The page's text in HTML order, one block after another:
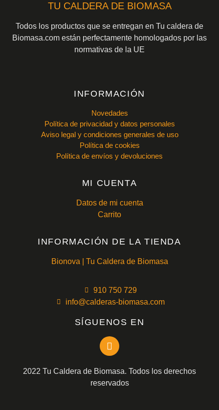
TU CALDERA DE BIOMASA
Todos los productos que se entregan en Tu caldera de
Biomasa.com están perfectamente homologados por las
normativas de la UE
INFORMACIÓN
Novedades
Política de privacidad y datos personales
Aviso legal y condiciones generales de uso
Política de cookies
Política de envíos y devoluciones
MI CUENTA
Datos de mi cuenta
Carrito
INFORMACIÓN DE LA TIENDA
Bionova | Tu Caldera de Biomasa
910 750 729
info@calderas-biomasa.com
SÍGUENOS EN
2022 Tu Caldera de Biomasa. Todos los derechos
reservados